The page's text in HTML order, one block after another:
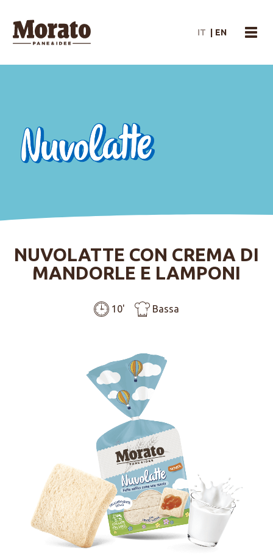
IT EN
NUVOLATTE CON CREMA DI
MANDORLE E LAMPONI
10' Bassa